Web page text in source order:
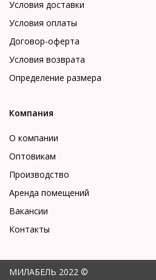
Условия доставки
Условия оплаты
Договор-оферта
Условия возврата
Определение размера
Компания
О компании
Оптовикам
Производство
Аренда помещений
Вакансии
Контакты
МИЛАБЕЛЬ 2022 ©